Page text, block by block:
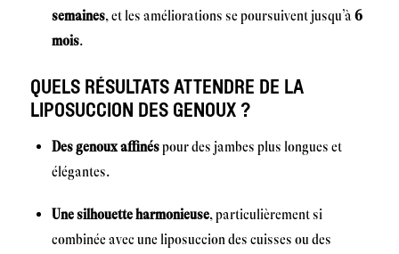
semaines, et les améliorations se poursuivent jusqu’à6
mois.
QUELS RÉSULTATS ATTENDRE DE LA
LIPOSUCCION DES GENOUX ?
Des genoux affinéspour des jambes plus longues et
élégantes.
Une silhouette harmonieuse, particulièrement si
combinée avec une liposuccion des cuisses ou des